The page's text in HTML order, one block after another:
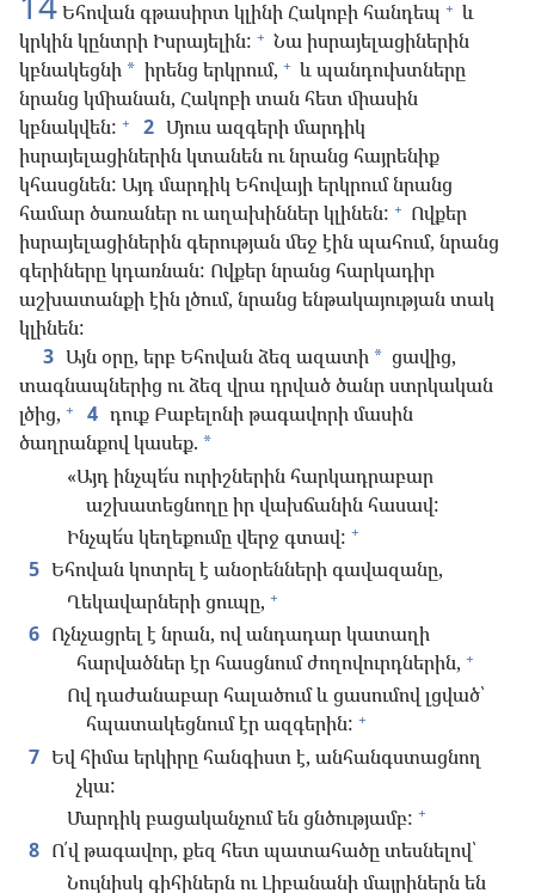
Եհովան գթասիրտ կլինի Հակոբի հանդեպ + և
կրկին կընտրի Իսրայելին: + Նա իսրայելացիներին
կբնակեցնի * իրենց երկրում, + և պանդուխտները
նրանց կմիանան, Հակոբի տան հետ միասին
կբնակվեն: + 2 Մյուս ազգերի մարդիկ
իսրայելացիներին կտանեն ու նրանց հայրենիք
կհասցնեն: Այդ մարդիկ Եհովայի երկրում նրանց
համար ծառաներ ու աղախիններ կլինեն: + Ովքեր
իսրայելացիներին գերության մեջ էին պահում, նրանց
գերիները կդառնան: Ովքեր նրանց հարկադիր
աշխատանքի էին լծում, նրանց ենթակայության տակ
կլինեն:
3 Այն օրը, երբ Եհովան ձեզ ազատի * ցավից,
տագնապներից ու ձեզ վրա դրված ծանր ստրկական
լծից, + 4 դուք Բաբելոնի թագավորի մասին
ծաղրանքով կասեք. *
«Այդ ինչպե՜ս ուրիշներին հարկադրաբար
աշխատեցնողը իր վախճանին հասավ:
Ինչպե՜ս կեղեքումը վերջ գտավ: +
5 Եհովան կոտրել է անօրենների գավազանը,
Ղեկավարների ցուպը, +
6 Ոչնչացրել է նրան, ով անդադար կատաղի
հարվածներ էր հասցնում ժողովուրդներին, +
Ով դաժանաբար հալածում և ցասումով լցված՝
հպատակեցնում էր ազգերին: +
7 Եվ հիմա երկիրը հանգիստ է, անհանգստացնող
չկա:
Մարդիկ բացականչում են ցնծությամբ: +
8 Ո՛վ թագավոր, քեզ հետ պատահածը տեսնելով՝
Նույնիսկ գիհիներն ու Լիբանանի մայրիներն են